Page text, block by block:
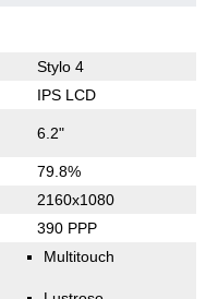
Stylo 4
IPS LCD
6.2"
79.8%
2160x1080
390 PPP
Multitouch